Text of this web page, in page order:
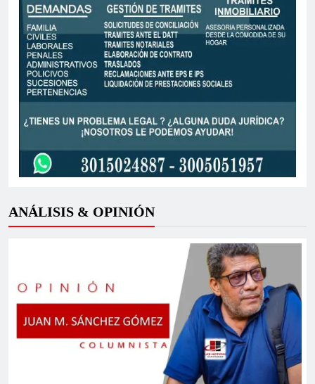
Cartagena y llama a “defender la democracia en las
Camila Salas fortalece su apuesta en el sur de
ANÁLISIS & OPINIÓN